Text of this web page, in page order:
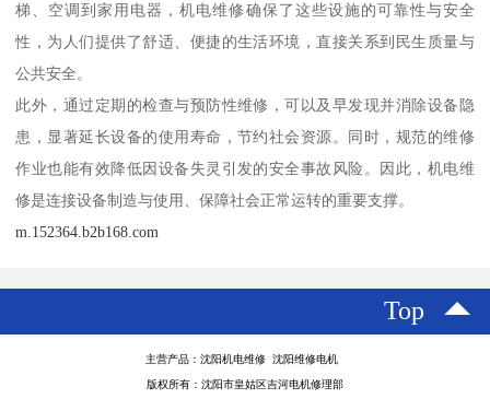
梯、空调到家用电器，机电维修确保了这些设施的可靠性与安全
性，为人们提供了舒适、便捷的生活环境，直接关系到民生质量与
公共安全。
此外，通过定期的检查与预防性维修，可以及早发现并消除设备隐
患，显著延长设备的使用寿命，节约社会资源。同时，规范的维修
作业也能有效降低因设备失灵引发的安全事故风险。因此，机电维
修是连接设备制造与使用、保障社会正常运转的重要支撑。
m.152364.b2b168.com
Top
主营产品：沈阳机电维修 沈阳维修电机
版权所有：沈阳市皇姑区吉河电机修理部